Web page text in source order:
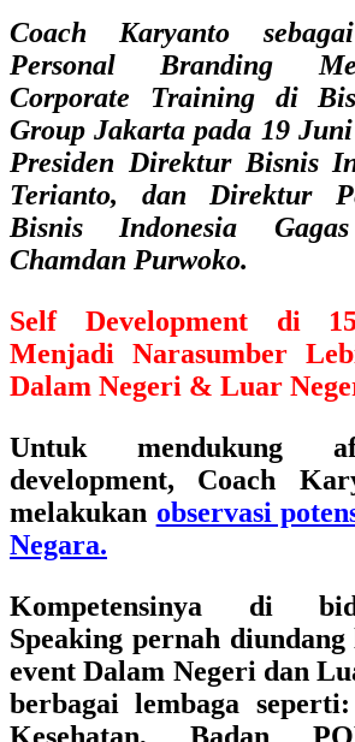
Coach Karyanto
Personal Branding
Corporate Training di
Group Jakarta pada 19
Presiden Direktur Bisnis
Terianto, dan Direktur
Bisnis Indonesia
Chamdan Purwoko.
Self Development di
Menjadi Narasumber
Dalam Negeri & Luar
Untuk mendukung
development, Coach
melakukan observasi
Negara.
Kompetensinya di
Speaking pernah
event Dalam Negeri dan
berbagai lembaga seperti: